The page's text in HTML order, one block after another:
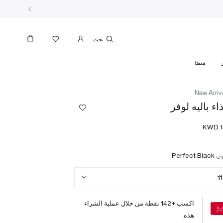
هدفنا
New
باليه لوفر
Perfect Black
11
اكسب +142 نقطة من خلال عملية الشراء
هذه.